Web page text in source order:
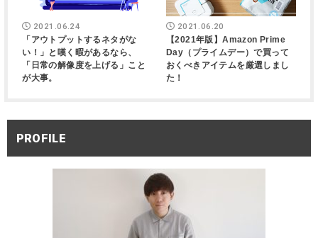
2021.06.24
「アウトプットするネタがな
い！」と嘆く暇があるなら、
「日常の解像度を上げる」こと
が大事。
2021.06.20
【2021年版】Amazon Prime
Day（プライムデー）で買って
おくべきアイテムを厳選しまし
た！
PROFILE